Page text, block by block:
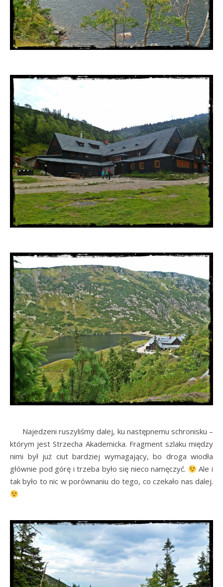
Najedzeni ruszyliśmy dalej, ku następnemu schronisku –
którym jest Strzecha Akademicka. Fragment szlaku między
nimi był już ciut bardziej wymagający, bo droga wiodła
głównie pod górę i trzeba było się nieco namęczyć.
Ale i
tak było to nic w porównaniu do tego, co czekało nas dalej.